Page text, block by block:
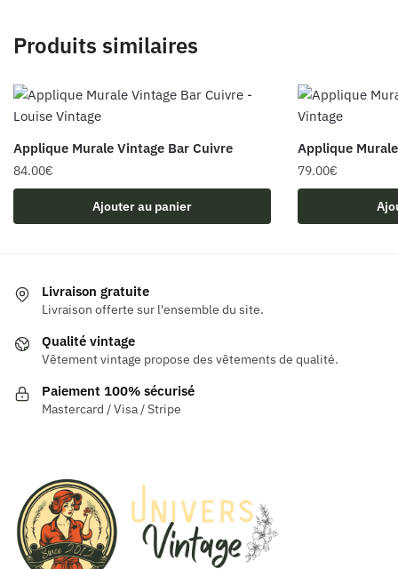
Produits similaires
Applique Murale Vintage Bar Cuivre
84.00€
Ajouter au panier
Applique
79.00€
Livraison gratuite
Livraison offerte sur l'ensemble du site.
Qualité vintage
Vêtement vintage propose des vêtements de qualité.
Paiement 100% sécurisé
Mastercard / Visa / Stripe